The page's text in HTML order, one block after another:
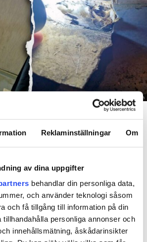
Reklaminställningar Om
av dina uppgifter
behandlar din personliga data,
och använder teknologi såsom
och få tillgång till information på din
tillhandahålla personliga annonser och
innehållsmätning, åskådarinsikter
Foto: Hyresnämnden
under en längre tid läckt in genom sprickor i väggen (de
flytta sedan hans kontrakt prövats både
i hovrätten.
av hantverkare
hantverkare skulle byta ett